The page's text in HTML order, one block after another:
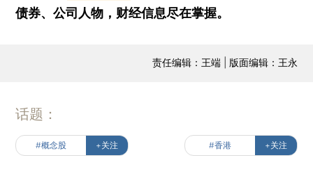
债券、公司人物，财经信息尽在掌握。
责任编辑：王端 | 版面编辑：王永
话题：
#概念股 +关注 #香港 +关注